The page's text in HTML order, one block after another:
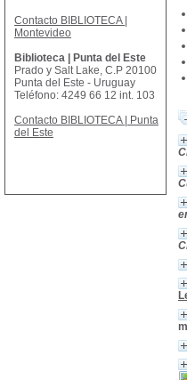
Contacto BIBLIOTECA |
Montevideo
Biblioteca | Punta del Este
Prado y Salt Lake, C.P 20100
Punta del Este - Uruguay
Teléfono: 4249 66 12 int. 103
Contacto BIBLIOTECA | Punta
del Este